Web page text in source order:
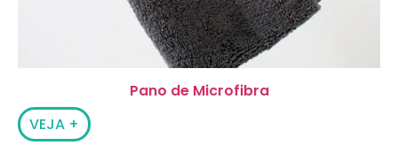
Pano de Microfibra
VEJA +